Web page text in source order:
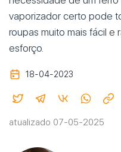
vaporizador certo pode
roupas muito mais fácil
esforço.
18-04-2023
atualizado 07-05-2025